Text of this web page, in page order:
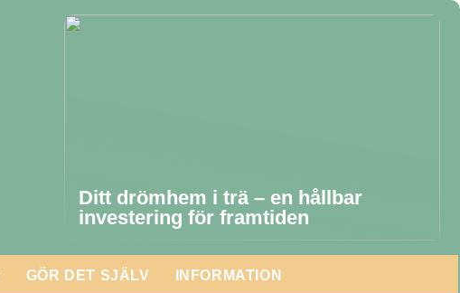
Ditt drömhem i trä – en hållbar
investering för framtiden
GÖR DET SJÄLV INFORMATION